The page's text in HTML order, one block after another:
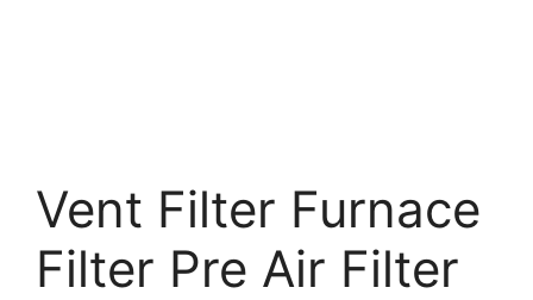
Vent Filter Furnace
Filter Pre Air Filter